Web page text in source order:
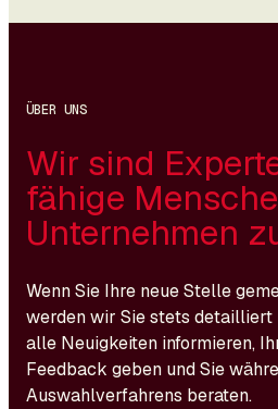
ÜBER UNS
Wir sind
fähige
Unternehmen
Wenn Sie Ihre neue Stelle
werden wir Sie stets detailliert
alle Neuigkeiten informieren,
Feedback geben und Sie
Auswahlverfahrens beraten.